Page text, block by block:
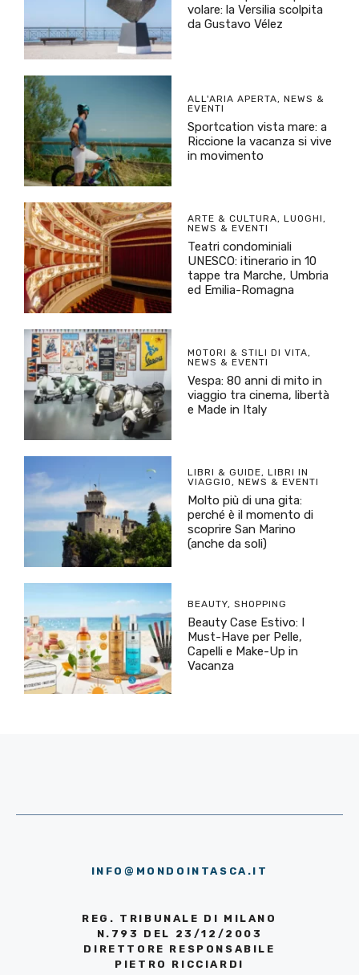
volare: la Versilia scolpita
da Gustavo Vélez
ALL'ARIA APERTA, NEWS &
EVENTI
Sportcation vista mare: a
Riccione la vacanza si vive
in movimento
ARTE & CULTURA, LUOGHI,
NEWS & EVENTI
Teatri condominiali
UNESCO: itinerario in 10
tappe tra Marche, Umbria
ed Emilia-Romagna
MOTORI & STILI DI VITA,
NEWS & EVENTI
Vespa: 80 anni di mito in
viaggio tra cinema, libertà
e Made in Italy
LIBRI & GUIDE, LIBRI IN
VIAGGIO, NEWS & EVENTI
Molto più di una gita:
perché è il momento di
scoprire San Marino
(anche da soli)
BEAUTY, SHOPPING
Beauty Case Estivo: I
Must-Have per Pelle,
Capelli e Make-Up in
Vacanza
INFO@MONDOINTASCA.IT
REG. TRIBUNALE DI MILANO
N.793 DEL 23/12/2003
DIRETTORE RESPONSABILE
PIETRO RICCIARDI